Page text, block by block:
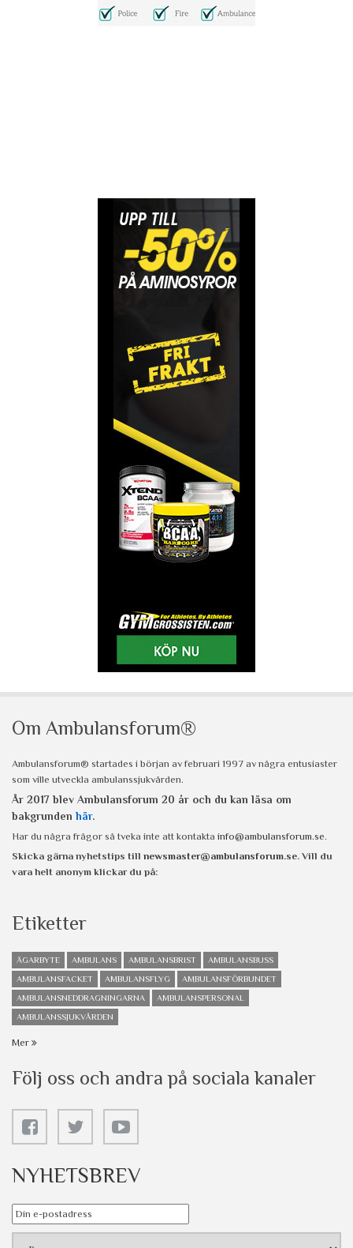
Om Ambulansforum®
Ambulansforum® startades i början av februari 1997 av några entusiaster
som ville utveckla ambulanssjukvården.
År 2017 blev Ambulansforum 20 år och du kan läsa om
bakgrunden här.
Har du några frågor så tveka inte att kontakta info@ambulansforum.se.
Skicka gärna nyhetstips till newsmaster@ambulansforum.se. Vill du
vara helt anonym klickar du på:
Etiketter
ÄGARBYTE AMBULANS AMBULANSBRIST
AMBULANSBUSS
AMBULANSFACKET
AMBULANSFLYG
AMBULANSFÖRBUNDET
AMBULANSNEDDRAGNINGARNA
AMBULANSPERSONAL
AMBULANSSJUKVÅRDEN
Mer
Följ oss och andra på sociala kanaler
NYHETSBREV